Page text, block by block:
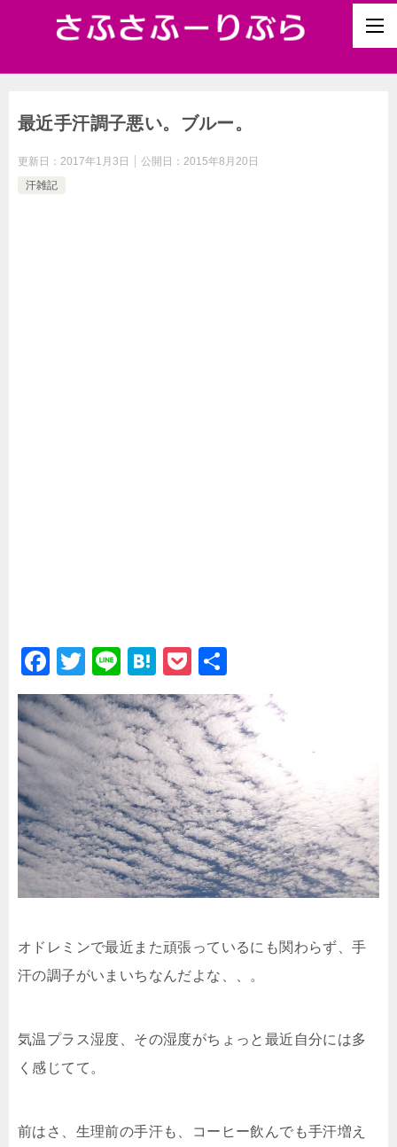
最近手汗調子悪い。ブルー。
更新日： 2017年1月3日 公開日： 2015年8月20日
汗雑記
F
a
c
e
b
o
o
k
T
wi
tt
er
Li
n
e
H
at
e
n
a
P
o
c
k
et
有
オドレミンで最近また頑張っているにも関わらず、手
汗の調子がいまいちなんだよな、、。
気温プラス湿度、その湿度がちょっと最近自分には多
く感じてて。
前はさ、生理前の手汗も、コーヒー飲んでも手汗増え